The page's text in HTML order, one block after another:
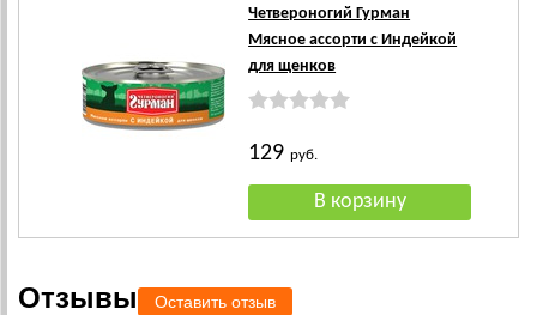
Четвероногий Гурман
Мясное ассорти с Индейкой
для щенков
129руб.
Отзывы Оставить отзыв